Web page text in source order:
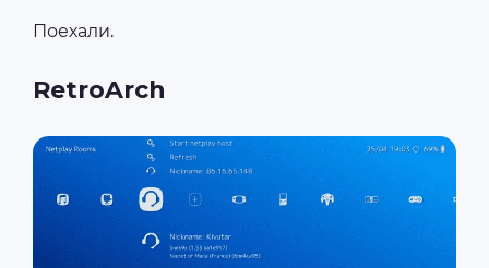
Поехали.
RetroArch